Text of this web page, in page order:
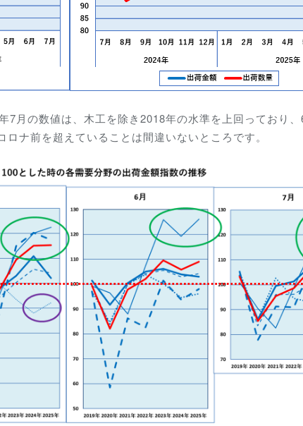
7月の数値は、木工を除き2018年の水準を上回っており、
ナ前を超えていることは間違いないところです。